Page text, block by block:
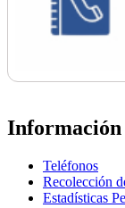
Información
Teléfonos
Recolección
Estadísticas